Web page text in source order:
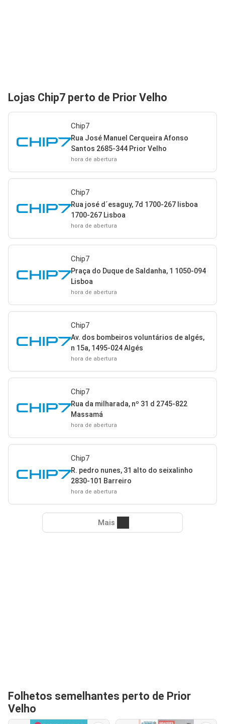
Lojas Chip7 perto de Prior Velho
Chip7
Rua José Manuel Cerqueira Afonso
Santos 2685-344 Prior Velho
hora de abertura
Chip7
Rua josé d´esaguy, 7d 1700-267 lisboa
1700-267 Lisboa
hora de abertura
Chip7
Praça do Duque de Saldanha, 1 1050-094
Lisboa
hora de abertura
Chip7
Av. dos bombeiros voluntários de algés,
n 15a, 1495-024 Algés
hora de abertura
Chip7
Rua da milharada, nº 31 d 2745-822
Massamá
hora de abertura
Chip7
R. pedro nunes, 31 alto do seixalinho
2830-101 Barreiro
hora de abertura
Mais
Folhetos semelhantes perto de Prior
Velho